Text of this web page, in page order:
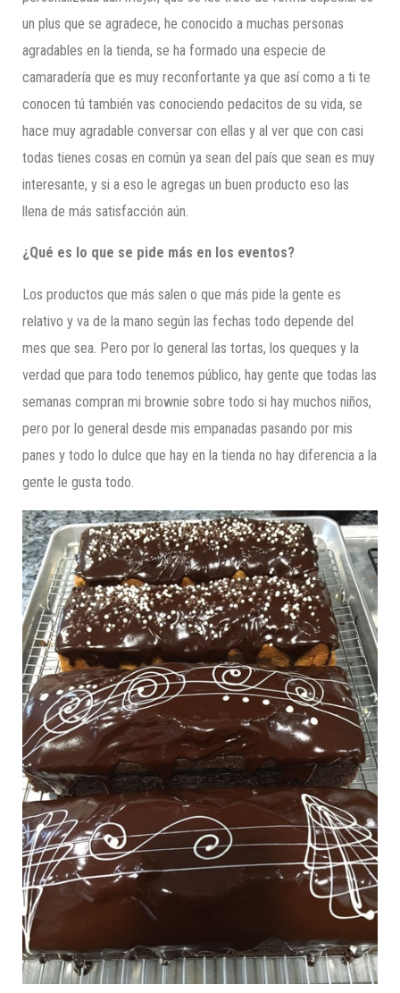
un plus que se agradece, he conocido a muchas personas
agradables en la tienda, se ha formado una especie de
camaradería que es muy reconfortante ya que así como a ti te
conocen tú también vas conociendo pedacitos de su vida, se
hace muy agradable conversar con ellas y al ver que con casi
todas tienes cosas en común ya sean del país que sean es muy
interesante, y si a eso le agregas un buen producto eso las
llena de más satisfacción aún.
¿Qué es lo que se pide más en los eventos?
Los productos que más salen o que más pide la gente es
relativo y va de la mano según las fechas todo depende del
mes que sea. Pero por lo general las tortas, los queques y la
verdad que para todo tenemos público, hay gente que todas las
semanas compran mi brownie sobre todo si hay muchos niños,
pero por lo general desde mis empanadas pasando por mis
panes y todo lo dulce que hay en la tienda no hay diferencia a la
gente le gusta todo.